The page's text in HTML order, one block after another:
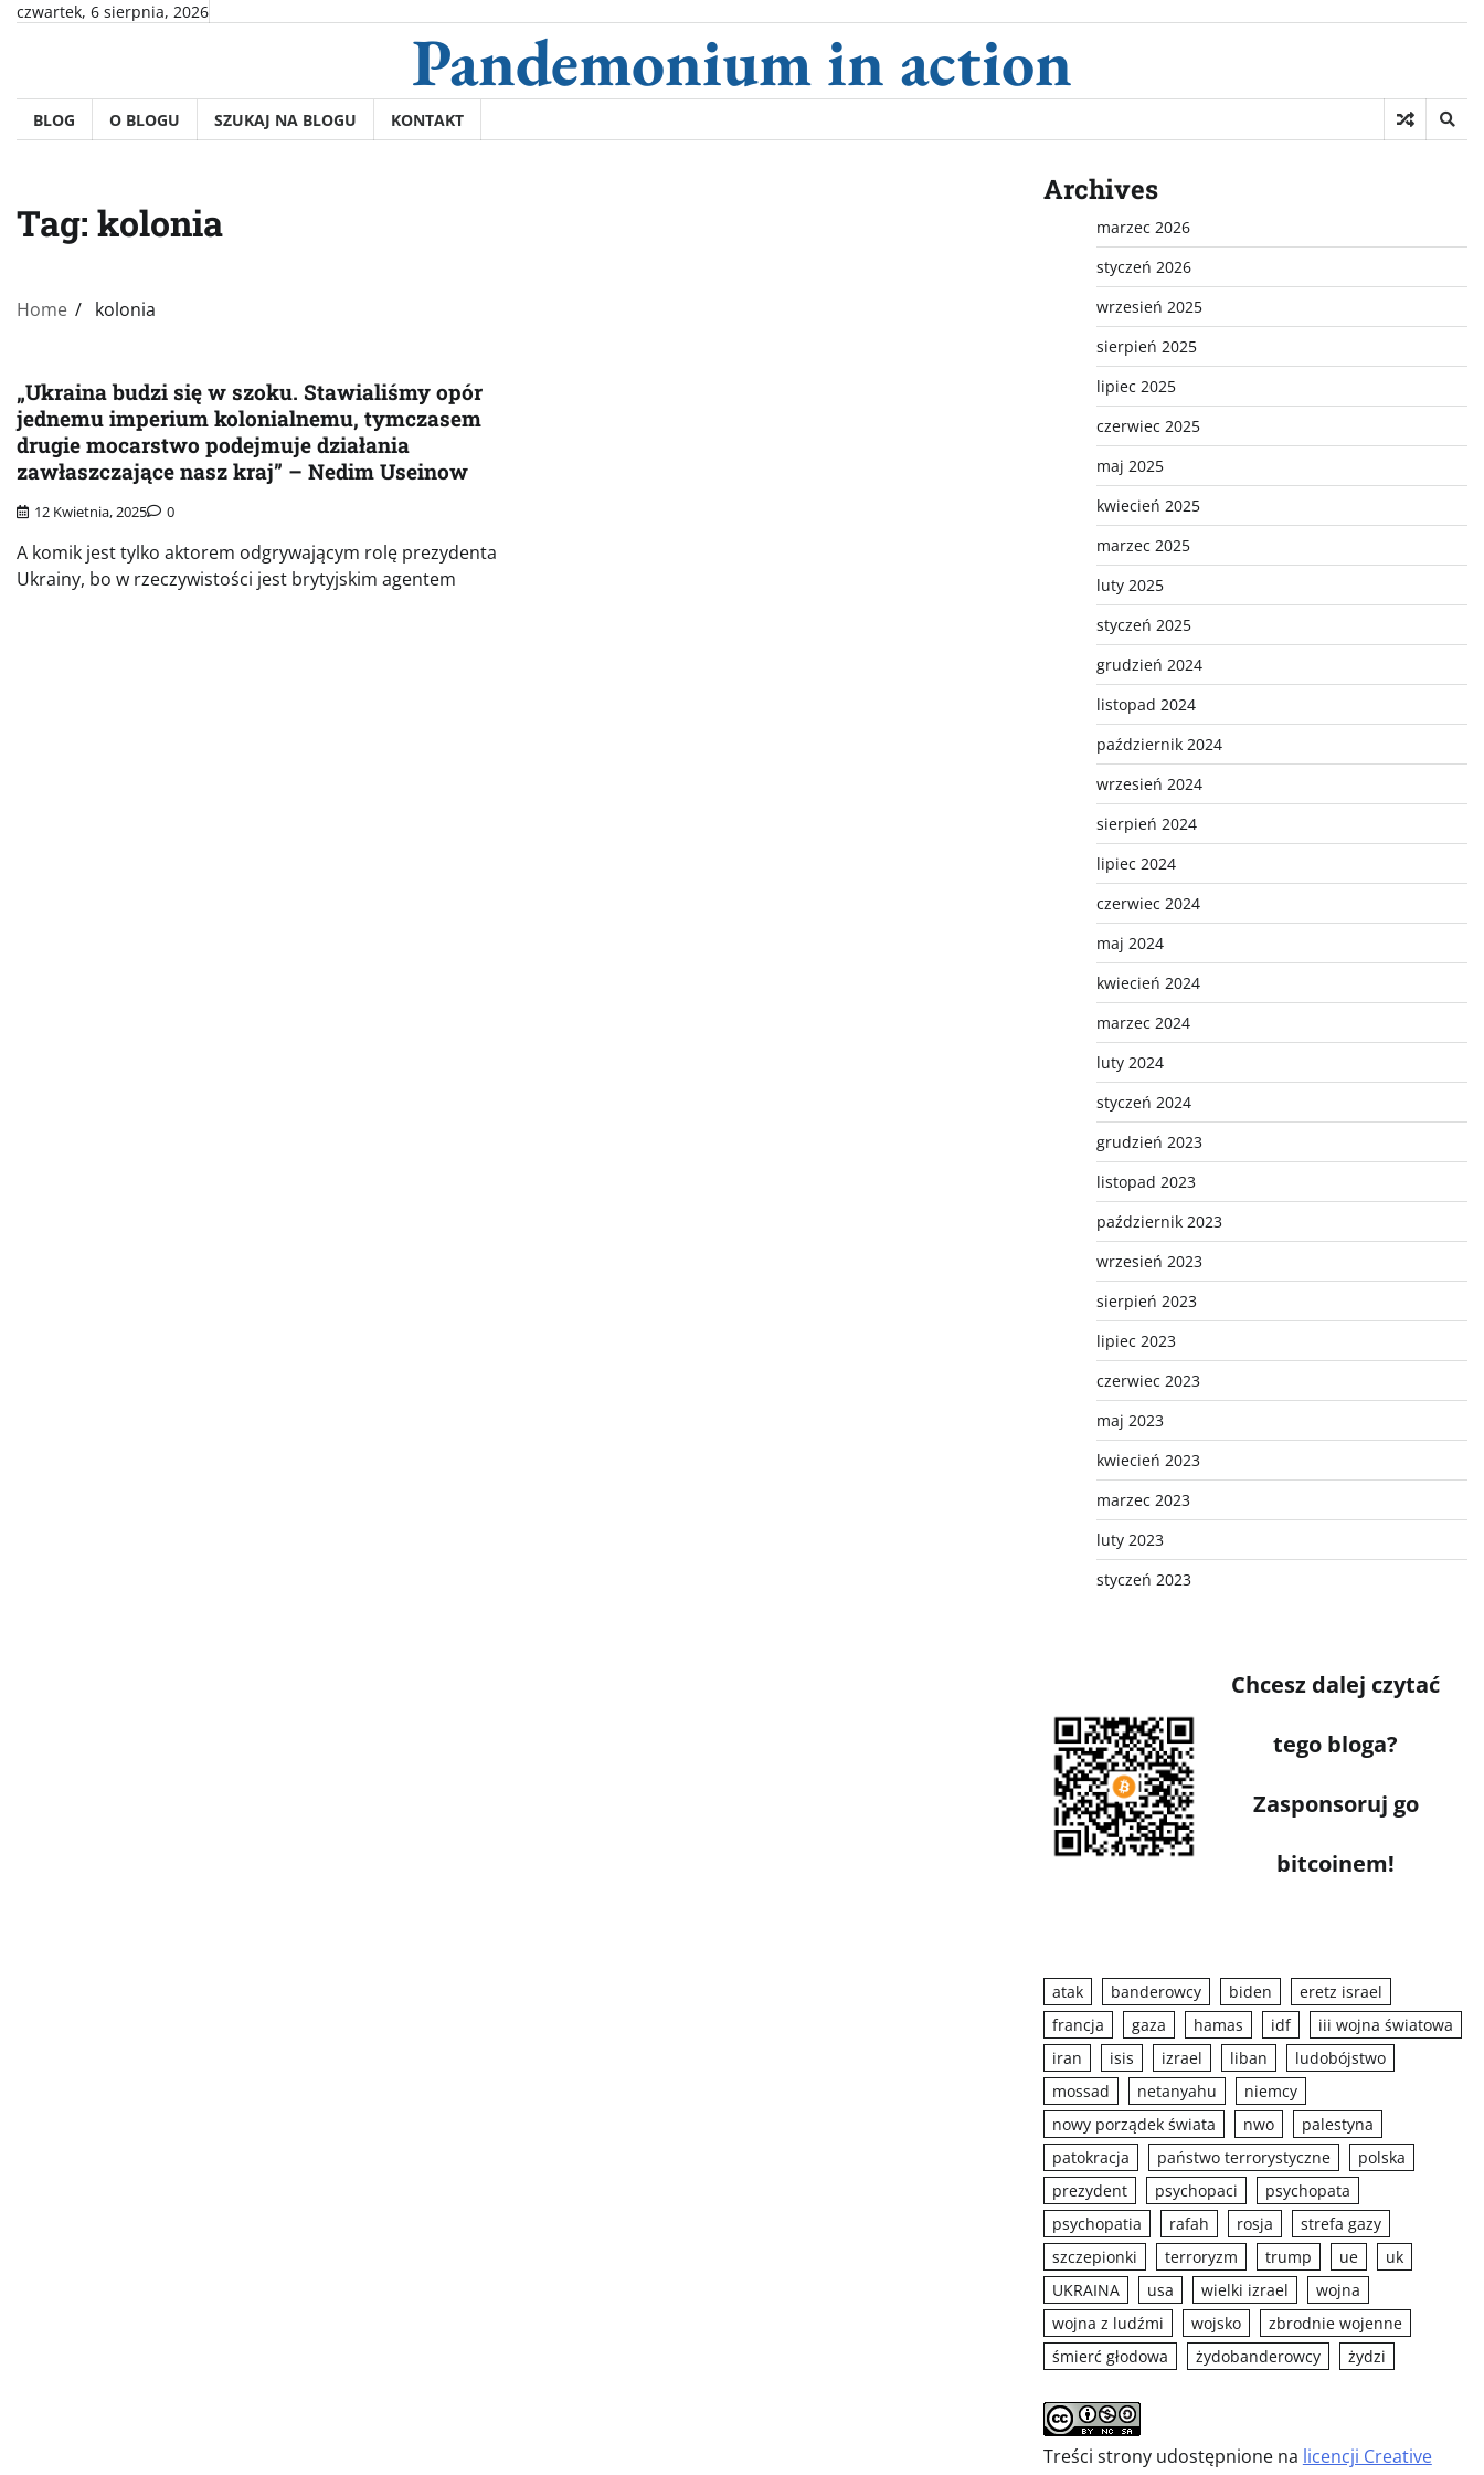
Skipczwartek, 6 sierpnia, 2026
Pandemonium in action
BLOG O BLOGU SZUKAJ NA BLOGU KONTAKT
Tag: kolonia
Home kolonia
„Ukraina budzi się w szoku. Stawialiśmy opór
jednemu imperium kolonialnemu, tymczasem
drugie mocarstwo podejmuje działania
zawłaszczające nasz kraj” – Nedim Useinow
12 Kwietnia, 2025 0
A komik jest tylko aktorem odgrywającym rolę prezydenta
Ukrainy, bo w rzeczywistości jest brytyjskim agentem
Archives
marzec 2026
styczeń 2026
wrzesień 2025
sierpień 2025
lipiec 2025
czerwiec 2025
maj 2025
kwiecień 2025
marzec 2025
luty 2025
styczeń 2025
grudzień 2024
listopad 2024
październik 2024
wrzesień 2024
sierpień 2024
lipiec 2024
czerwiec 2024
maj 2024
kwiecień 2024
marzec 2024
luty 2024
styczeń 2024
grudzień 2023
listopad 2023
październik 2023
wrzesień 2023
sierpień 2023
lipiec 2023
czerwiec 2023
maj 2023
kwiecień 2023
marzec 2023
luty 2023
styczeń 2023
Chcesz dalej czytać
tego bloga?
Zasponsoruj go
bitcoinem!
atak banderowcy biden
eretz israel
francja
gaza hamas idf
iii wojna światowa
iran
isis izrael liban
ludobójstwo
mossad
netanyahu
niemcy
nowy porządek świata
nwo
palestyna
patokracja
państwo terrorystyczne
polska
prezydent
psychopaci
psychopata
psychopatia
rafah rosja
strefa gazy
szczepionki
terroryzm trump ue
uk
UKRAINA
usa wielki izrael
wojna
wojna z ludźmi
wojsko
zbrodnie wojenne
śmierć głodowa
żydobanderowcy żydzi
Treści strony udostępnione na licencji Creative